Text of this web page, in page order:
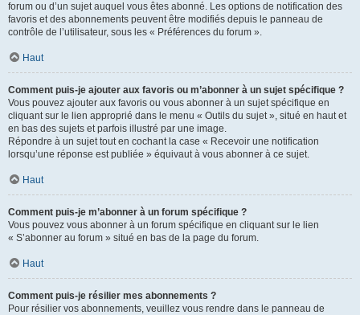
forum ou d’un sujet auquel vous êtes abonné. Les options de notification des
favoris et des abonnements peuvent être modifiés depuis le panneau de
contrôle de l’utilisateur, sous les « Préférences du forum ».
Haut
Comment puis-je ajouter aux favoris ou m’abonner à un sujet spécifique ?
Vous pouvez ajouter aux favoris ou vous abonner à un sujet spécifique en
cliquant sur le lien approprié dans le menu « Outils du sujet », situé en haut et
en bas des sujets et parfois illustré par une image.
Répondre à un sujet tout en cochant la case « Recevoir une notification
lorsqu’une réponse est publiée » équivaut à vous abonner à ce sujet.
Haut
Comment puis-je m’abonner à un forum spécifique ?
Vous pouvez vous abonner à un forum spécifique en cliquant sur le lien
« S’abonner au forum » situé en bas de la page du forum.
Haut
Comment puis-je résilier mes abonnements ?
Pour résilier vos abonnements, veuillez vous rendre dans le panneau de